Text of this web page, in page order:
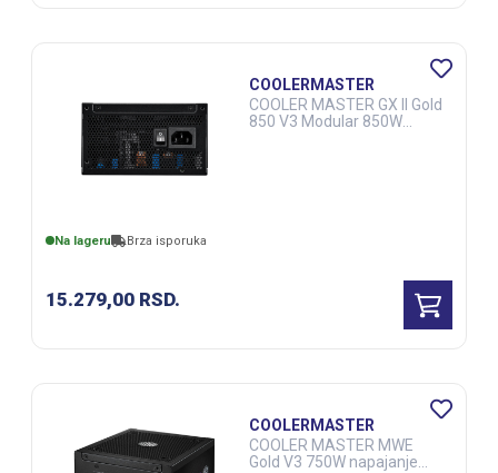
Na lageru Brza isporuka
15.279,00 RSD.
COOLERMASTER
COOLER MASTER GX II Gold
850 V3 Modular 850W
COOLERMASTER
COOLER MASTER MWE
Gold V3 750W napajanje